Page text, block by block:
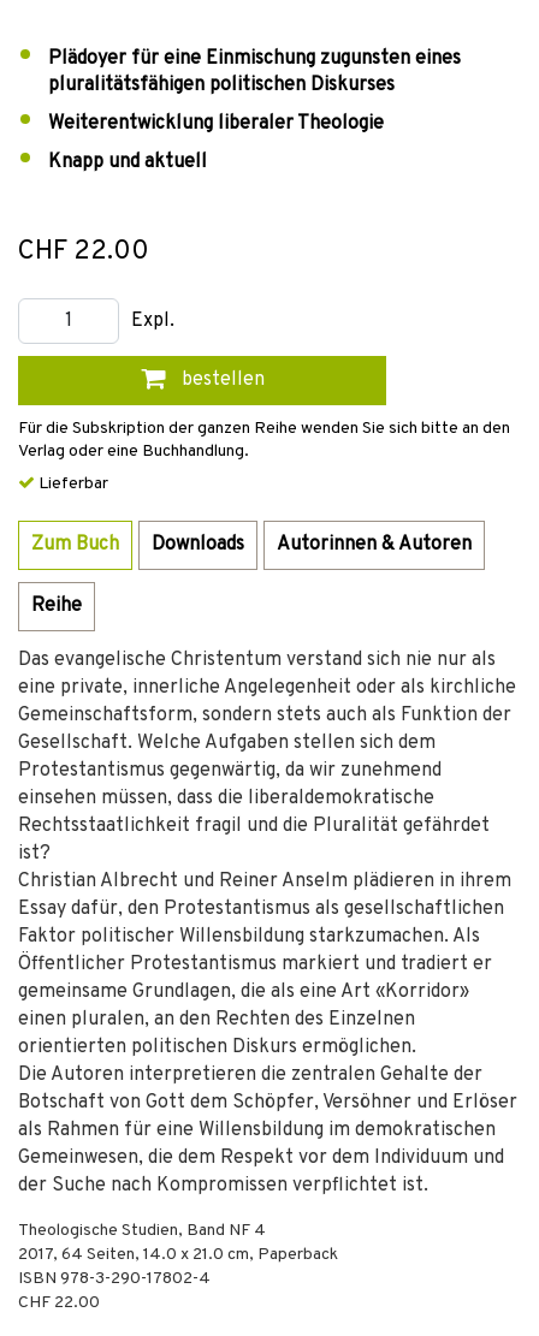
Plädoyer für eine Einmischung zugunsten eines
pluralitätsfähigen politischen Diskurses
Weiterentwicklung liberaler Theologie
Knapp und aktuell
CHF 22.00
Expl.
bestellen
Für die Subskription der ganzen Reihe wenden Sie sich bitte an den
Verlag oder eine Buchhandlung.
Lieferbar
Zum Buch Downloads Autorinnen & Autoren
Reihe
Das evangelische Christentum verstand sich nie nur als
eine private, innerliche Angelegenheit oder als kirchliche
Gemeinschaftsform, sondern stets auch als Funktion der
Gesellschaft. Welche Aufgaben stellen sich dem
Protestantismus gegenwärtig, da wir zunehmend
einsehen müssen, dass die liberaldemokratische
Rechtsstaatlichkeit fragil und die Pluralität gefährdet
ist?
Christian Albrecht und Reiner Anselm plädieren in ihrem
Essay dafür, den Protestantismus als gesellschaftlichen
Faktor politischer Willensbildung starkzumachen. Als
Öffentlicher Protestantismus markiert und tradiert er
gemeinsame Grundlagen, die als eine Art «Korridor»
einen pluralen, an den Rechten des Einzelnen
orientierten politischen Diskurs ermöglichen.
Die Autoren interpretieren die zentralen Gehalte der
Botschaft von Gott dem Schöpfer, Versöhner und Erlöser
als Rahmen für eine Willensbildung im demokratischen
Gemeinwesen, die dem Respekt vor dem Individuum und
der Suche nach Kompromissen verpflichtet ist.
Theologische Studien, Band NF 4
2017, 64 Seiten, 14.0 x 21.0 cm, Paperback
ISBN 978-3-290-17802-4
CHF 22.00